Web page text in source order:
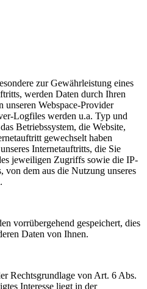
zur Gewährleistung eines
werden Daten durch Ihren
unseren Webspace-Provider
Logfiles werden u.a. Typ und
Betriebssystem, die Website,
gewechselt haben
Internetauftritts, die Sie
jeweiligen Zugriffs sowie die IP-
von dem aus die Nutzung unseres
vorrübergehend gespeichert, dies
Daten von Ihnen.
Rechtsgrundlage von Art. 6 Abs.
Interesse liegt in der